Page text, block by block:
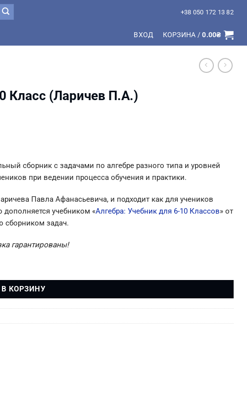
+38 050 172 13 82
ВХОД КОРЗИНА /0.00₴
Класс (Ларичев П.А.)
сборник с задачами по алгебре разного типа и уровней
при ведении процесса обучения и практики.
Павла Афанасьевича, и подходит как для учеников
учебником «Алгебра: Учебник для 6-10 Классов» от
сборником задач.
гарантированы!
(Ларичев П.А.)
В КОРЗИНУ